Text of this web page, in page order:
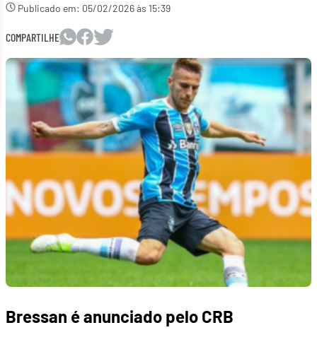
Publicado em: 05/02/2026 às 15:39
COMPARTILHE
Bressan é anunciado pelo CRB